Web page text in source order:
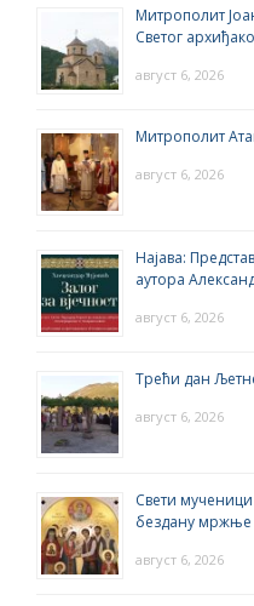
Митрополит
Светог
август 6, 2026
Митрополит
август 6, 2026
Најава:
аутора
август 6, 2026
Трећи дан
август 6, 2026
Свети
бездану мржње
август 6, 2026